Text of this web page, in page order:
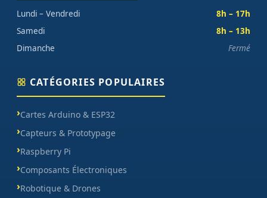
Lundi – Vendredi
8h – 17h
Samedi
8h – 13h
Dimanche
Fermé
CATÉGORIES POPULAIRES
Cartes Arduino & ESP32
Capteurs & Prototypage
Raspberry Pi
Composants Électroniques
Robotique & Drones